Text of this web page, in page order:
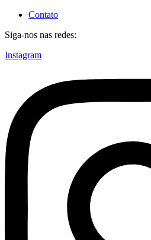
Contato
Siga-nos nas redes:
Instagram